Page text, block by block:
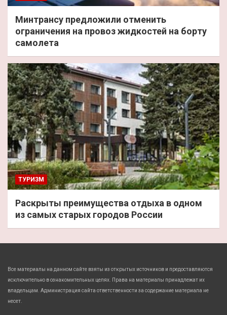
Минтрансу предложили отменить
ограничения на провоз жидкостей на борту
самолета
ТУРИЗМ
Раскрыты преимущества отдыха в одном
из самых старых городов России
Все материалы на данном сайте взяты из открытых источников и предоставляются
исключительно в ознакомительных целях. Права на материалы принадлежат их
владельцам. Администрация сайта ответственности за содержание материала не
несет.